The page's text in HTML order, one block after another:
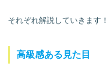
それぞれ解説していきます！
高級感ある見た目